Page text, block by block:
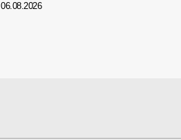
06.08.2026